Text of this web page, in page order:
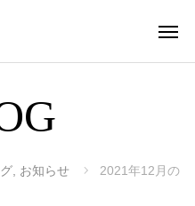
お知らせ
2021年12月の